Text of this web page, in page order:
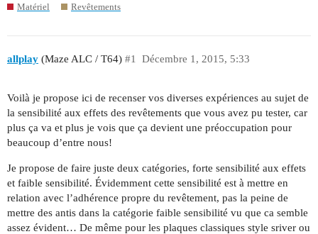
Matériel Revêtements
allplay (Maze ALC / T64) Décembre 1, 2015, 5:33
#1
Voilà je propose ici de recenser vos diverses expériences au sujet de
la sensibilité aux effets des revêtements que vous avez pu tester, car
plus ça va et plus je vois que ça devient une préoccupation pour
beaucoup d’entre nous!
Je propose de faire juste deux catégories, forte sensibilité aux effets
et faible sensibilité. Évidemment cette sensibilité est à mettre en
relation avec l’adhérence propre du revêtement, pas la peine de
mettre des antis dans la catégorie faible sensibilité vu que ca semble
assez évident… De même pour les plaques classiques style sriver ou